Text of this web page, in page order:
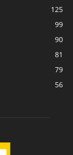
125
99
90
81
79
56